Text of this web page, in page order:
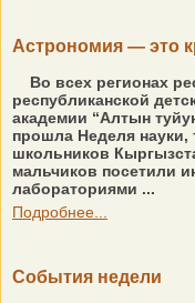
Астрономия — это
Во всех регионах
республиканской
академии “Алтын
прошла Неделя науки,
школьников
мальчиков посетили
лабораториями ...
Подробнее...
События недели